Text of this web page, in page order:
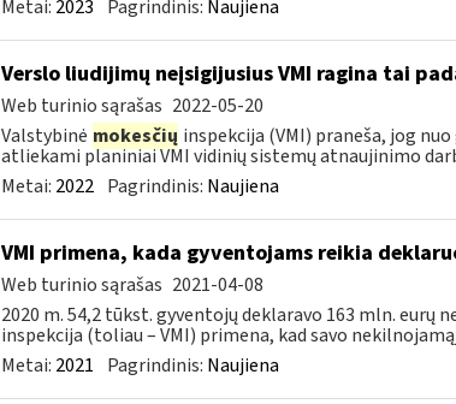
Metai: 2023 Pagrindinis: Naujiena
Verslo liudijimų neįsigijusius VMI ragina tai
Web turinio sąrašas 2022-05-20
Valstybinė mokesčių inspekcija (VMI) praneša, jog
atliekami planiniai VMI vidinių sistemų atnaujinimo
Metai: 2022 Pagrindinis: Naujiena
VMI primena, kada gyventojams reikia
Web turinio sąrašas 2021-04-08
2020 m. 54,2 tūkst. gyventojų deklaravo 163 mln.
inspekcija (toliau – VMI) primena, kad savo
Metai: 2021 Pagrindinis: Naujiena